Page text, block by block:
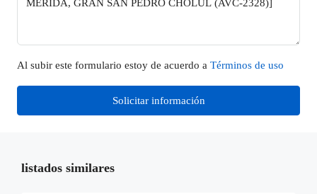
Al subir este formulario estoy de acuerdo a Términos de uso
Solicitar información
listados similares